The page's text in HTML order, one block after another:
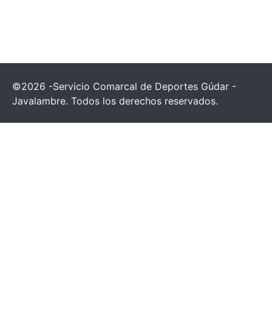
©2026 -Servicio Comarcal de Deportes Gúdar -
Javalambre. Todos los derechos reservados.